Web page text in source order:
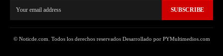
SUBSCRIBE
© Noticde.com. Todos los derechos reservados Desarrollado por PYMultimedios.com